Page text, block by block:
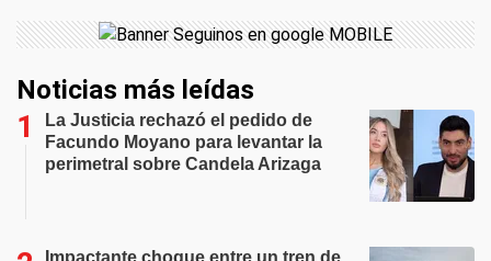
Noticias más leídas
La Justicia rechazó el pedido de
Facundo Moyano para levantar la
perimetral sobre Candela Arizaga
Impactante choque entre un tren de